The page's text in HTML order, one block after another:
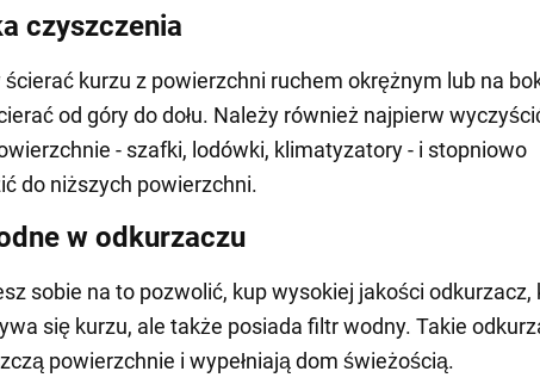
czyszczenia
ścierać kurzu z powierzchni ruchem okrężnym lub na
od góry do dołu. Należy również najpierw
- szafki, lodówki, klimatyzatory - i stopniowo
do niższych powierzchni.
w odkurzaczu
sobie na to pozwolić, kup wysokiej jakości odkurzacz,
się kurzu, ale także posiada filtr wodny. Takie
powierzchnie i wypełniają dom świeżością.